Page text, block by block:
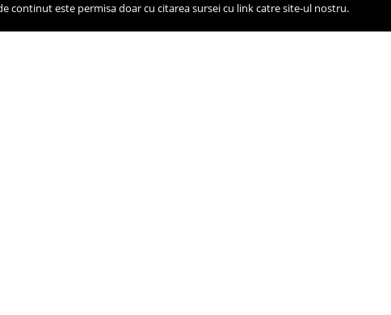
continut este permisa doar cu citarea sursei cu link catre site-ul nostru.